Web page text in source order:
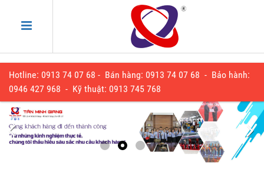
Hotline: 0913 74 07 68 - Bán hàng: 0913 74 07 68 - Bảo hành:
0946 427 968 - Kỹ thuật: 0913 745 768